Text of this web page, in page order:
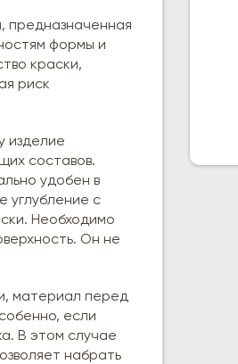
предназначенная
формы и
краски,
риск
изделие
составов.
удобен в
углубление с
Необходимо
Он не
материал перед
если
В этом случае
набрать